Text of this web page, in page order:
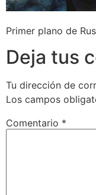
Primer plano de
Deja tus
Tu dirección de
Los campos
Comentario *